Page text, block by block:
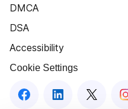
DMCA
DSA
Accessibility
Cookie Settings